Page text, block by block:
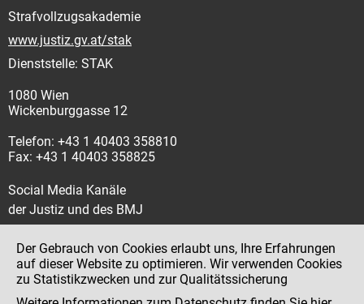
Strafvollzugsakademie
www.justiz.gv.at/stak
Dienststelle: STAK
1080 Wien
Wickenburggasse 12
Telefon: +43 1 40403 358810
Fax: +43 1 40403 358825
Social Media Kanäle
der Justiz und des BMJ
Impressum
Der Gebrauch von Cookies erlaubt uns, Ihre Erfahrungen
auf dieser Website zu optimieren. Wir verwenden Cookies
zu Statistikzwecken und zur Qualitätssicherung